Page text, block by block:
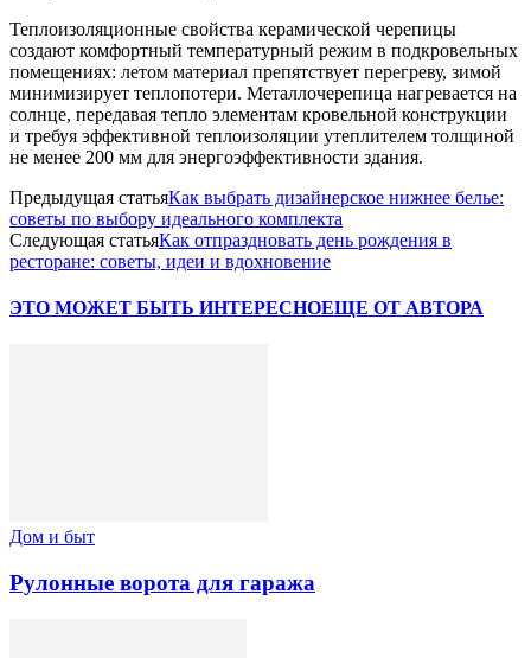
Теплоизоляционные свойства керамической черепицы
создают комфортный температурный режим в подкровельных
помещениях: летом материал препятствует перегреву, зимой
минимизирует теплопотери. Металлочерепица нагревается на
солнце, передавая тепло элементам кровельной конструкции
и требуя эффективной теплоизоляции утеплителем толщиной
не менее 200 мм для энергоэффективности здания.
Предыдущая статьяКак выбрать дизайнерское нижнее белье:
советы по выбору идеального комплекта
Следующая статьяКак отпраздновать день рождения в
ресторане: советы, идеи и вдохновение
ЭТО МОЖЕТ БЫТЬ ИНТЕРЕСНОЕЩЕ ОТ АВТОРА
Дом и быт
Рулонные ворота для гаража